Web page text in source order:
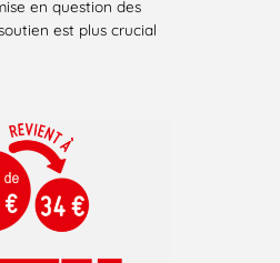
en question des
est plus crucial